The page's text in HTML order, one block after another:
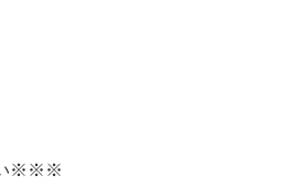
い※※※